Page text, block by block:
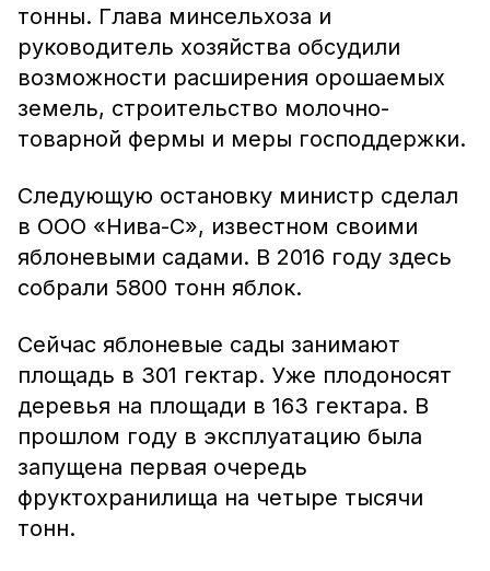
тонны. Глава минсельхоза и
руководитель хозяйства обсудили
возможности расширения орошаемых
земель, строительство молочно-
товарной фермы и меры господдержки.
Следующую остановку министр сделал
в ООО «Нива-С», известном своими
яблоневыми садами. В 2016 году здесь
собрали 5800 тонн яблок.
Сейчас яблоневые сады занимают
площадь в 301 гектар. Уже плодоносят
деревья на площади в 163 гектара. В
прошлом году в эксплуатацию была
запущена первая очередь
фруктохранилища на четыре тысячи
тонн.